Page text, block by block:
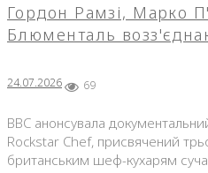
Гордон Рамзі, Марко
Блюменталь
24.07.2026 69
BBC анонсувала
Rockstar Chef, присвячений
британським шеф-кухарям